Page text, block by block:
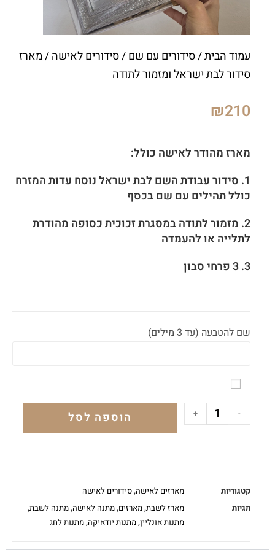
עמוד הבית/סידורים עם שם/סידורים לאישה/ מארז
סידור לבת ישראל ומזמור לתודה
₪210
מארז מהודר לאישה כולל:
1. סידור עבודת השם לבת ישראל נוסח עדות המזרח
כולל תהילים עם שם בכסף
2. מזמור לתודה במסגרת זכוכית כסופה מהודרת
לתלייה או להעמדה
3. 3 פרחי סבון
שם להטבעה (עד 3 מילים)
-
+ הוספה לסל
קטגוריות מארזים לאישה,סידורים לאישה
תגיות
מארז לשבת,מארזים,מתנה לאישה,מתנה לשבת,
מתנות אונליין,מתנות יודאיקה,מתנות לחג